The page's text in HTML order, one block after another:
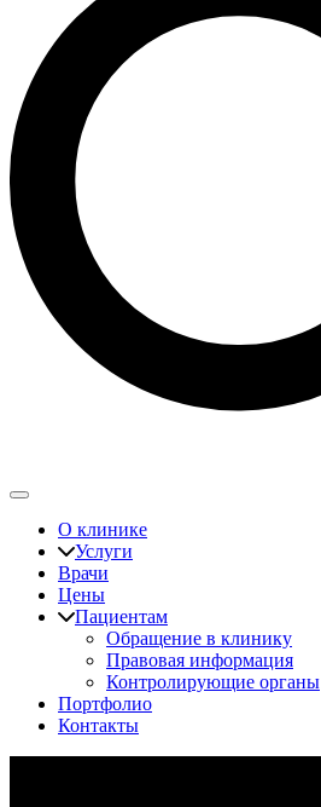
О клинике
Услуги
Врачи
Цены
Пациентам
Обращение в клинику
Правовая информация
Контролирующие органы
Портфолио
Контакты